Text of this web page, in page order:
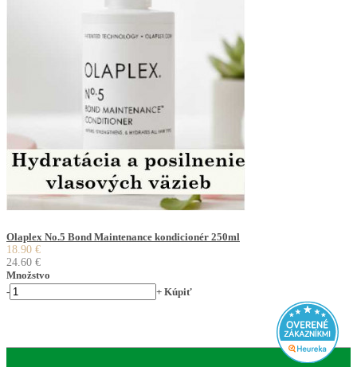
Olaplex No.5 Bond Maintenance kondicionér 250ml
18.90 €
24.60 €
Množstvo
-
+ Kúpiť